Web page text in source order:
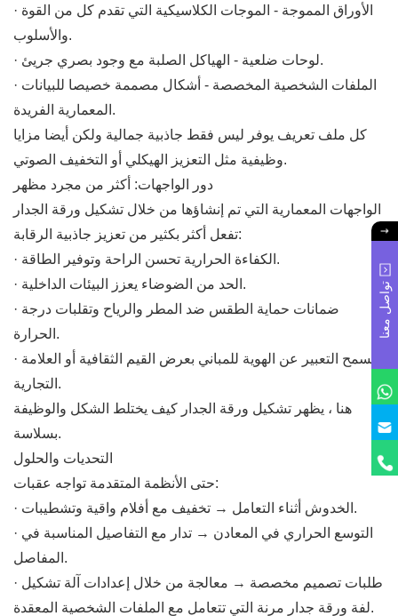
· الأوراق المموجة - الموجات الكلاسيكية التي تقدم كل من القوة
والأسلوب.
· لوحات ضلعية - الهياكل الصلبة مع وجود بصري جريئ.
· الملفات الشخصية المخصصة - أشكال مصممة خصيصا للبيانات
المعمارية الفريدة.
كل ملف تعريف يوفر ليس فقط جاذبية جمالية ولكن أيضا مزايا
وظيفية مثل التعزيز الهيكلي أو التخفيف الصوتي.
دور الواجهات: أكثر من مجرد مظهر
الواجهات المعمارية التي تم إنشاؤها من خلال تشكيل ورقة الجدار
تفعل أكثر بكثير من تعزيز جاذبية الرقابة:
· الكفاءة الحرارية تحسن الراحة وتوفير الطاقة.
· الحد من الضوضاء يعزز البيئات الداخلية.
· ضمانات حماية الطقس ضد المطر والرياح وتقلبات درجة
الحرارة.
· يسمح التعبير عن الهوية للمباني بعرض القيم الثقافية أو العلامة
التجارية.
هنا ، يظهر تشكيل ورقة الجدار كيف يختلط الشكل والوظيفة
بسلاسة.
التحديات والحلول
حتى الأنظمة المتقدمة تواجه عقبات:
· الخدوش أثناء التعامل → تخفيف مع أفلام واقية وتشطيبات.
· التوسع الحراري في المعادن → تدار مع التفاصيل المناسبة في
المفاصل.
· طلبات تصميم مخصصة → معالجة من خلال إعدادات آلة تشكيل
لفة ورقة جدار مرنة التي تتعامل مع الملفات الشخصية المعقدة.
تواصل معنا